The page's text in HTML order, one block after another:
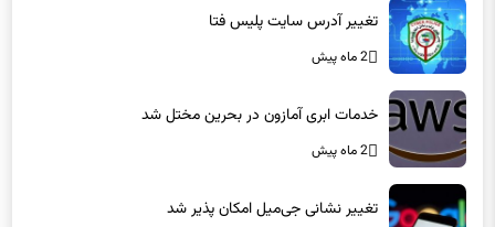
تغییر آدرس سایت پلیس فتا
خدمات ابری آمازون در بحرین مختل شد